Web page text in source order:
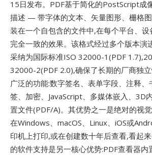
15日发布。PDF基于简化的PostScript成
描述 — 带字体的文本、矢量图形、栅格
装在一个自包含的文件中,在每个平台、
完全一致的效果。该格式经过多个版本演
采纳为国际标准ISO 32000-1(PDF
32000-2(PDF 2.0),确保了长期的厂商独
广泛的功能:数字签名、表单字段、注释
签、加密、JavaScript、多媒体嵌入、3D
置文件(PDF/A)。其优势之一是绝对的视
在Windows、macOS、Linux、iOS或
印机上打印,或在创建数十年后查看,看起
的软件支持是另一核心优势:PDF查看器